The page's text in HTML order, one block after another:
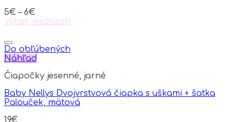
5€ – 6€
Výber možností
product
has
multiple
The
may
be
Do obľúbených
Náhľad
Čiapočky jesenné, jarné
Baby Nellys Dvojvrstvová čiapka s uškami + šatka
Palouček, mätová
19€